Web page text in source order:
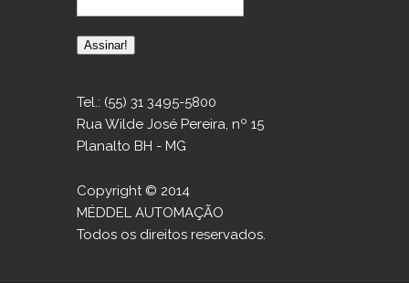
Tel.: (55) 31 3495-5800
Rua Wilde José Pereira, nº 15
Planalto BH - MG
Copyright © 2014
MÉDDEL AUTOMAÇÃO
Todos os direitos reservados.